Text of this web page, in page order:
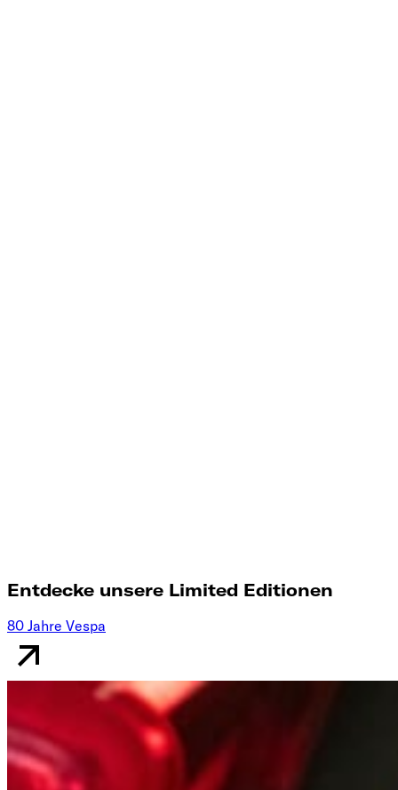
Entdecke unsere Limited Editionen
80 Jahre Vespa